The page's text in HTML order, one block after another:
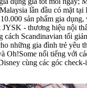
lần đầu có mặt tại
sản phẩm gia dụng,
JYSK - thương hiệu nội
cách Scandinavian tối
những gia đình trẻ yêu
Oh!Some nổi tiếng với
cùng các góc